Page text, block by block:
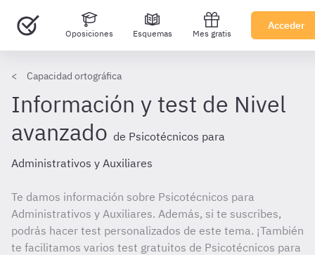
Oposiciones Esquemas Mes gratis
Acceder
Capacidad ortográfica
Información y test de Nivel
avanzado de Psicotécnicos para
Administrativos y Auxiliares
Te damos información sobre Psicotécnicos para
Administrativos y Auxiliares. Además, si te suscribes,
podrás hacer test personalizados de este tema. ¡También
te facilitamos varios test gratuitos de Psicotécnicos para